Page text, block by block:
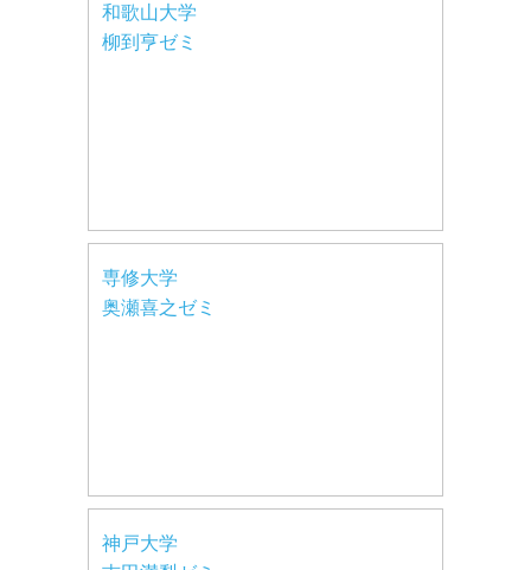
和歌山大学
柳到亨ゼミ
専修大学
奥瀬喜之ゼミ
神戸大学